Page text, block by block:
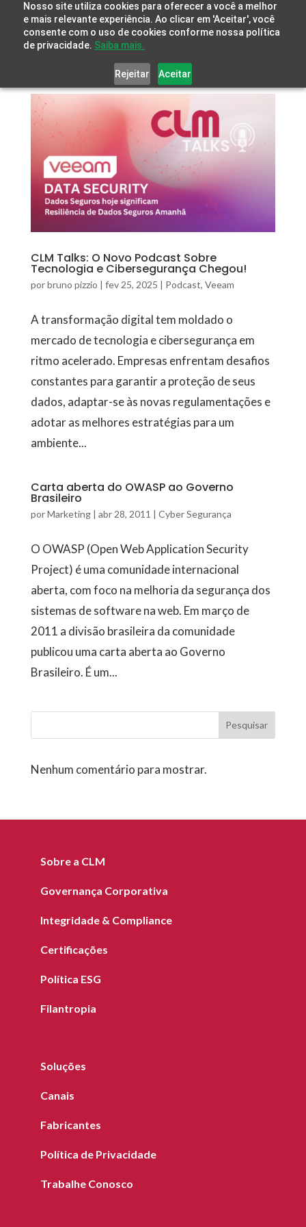
Nosso site utiliza cookies para oferecer a você a melhor
e mais relevante experiência. Ao clicar em 'Aceitar', você
consente com o uso de cookies conforme nossa política
de privacidade. Saiba mais.
Rejeitar Aceitar
CLM Talks: O Novo Podcast Sobre
Tecnologia e Cibersegurança Chegou!
porbruno pizzio | fev 25, 2025 | Podcast, Veeam
A transformação digital tem moldado o
mercado de tecnologia e cibersegurança em
ritmo acelerado. Empresas enfrentam desafios
constantes para garantir a proteção de seus
dados, adaptar-se às novas regulamentações e
adotar as melhores estratégias para um
ambiente...
Carta aberta do OWASP ao Governo
Brasileiro
porMarketing| abr 28, 2011 | Cyber Segurança
O OWASP (Open Web Application Security
Project) é uma comunidade internacional
aberta, com foco na melhoria da segurança dos
sistemas de software na web. Em março de
2011 a divisão brasileira da comunidade
publicou uma carta aberta ao Governo
Brasileiro. É um...
Pesquisar
Nenhum comentário para mostrar.
Sobre a CLM
Governança Corporativa
Integridade & Compliance
Certificações
Política ESG
Filantropia
Soluções
Canais
Fabricantes
Política de Privacidade
Trabalhe Conosco